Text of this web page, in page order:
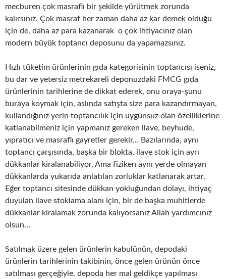
mecburen çok masraflı bir şekilde yürütmek zorunda
kalırsınız. Çok masraf her zaman daha az kar demek olduğu
için de, daha az para kazanarak o çok ihtiyacınız olan
modern büyük toptancı deposunu da yapamazsınız.
Hızlı tüketim ürünlerinin gıda kategorisinin toptancısı iseniz,
bu dar ve yetersiz metrekareli deponuzdaki FMCG gıda
ürünlerinin tarihlerine de dikkat ederek, onu oraya-şunu
buraya koymak için, aslında satışta size para kazandırmayan,
kullandığınız yerin toptancılık için uygunsuz olan özelliklerine
katlanabilmeniz için yapmanız gereken ilave, beyhude,
yıpratıcı ve masraflı gayretler gerekir… Bazılarında, aynı
toptancı çarşısında, başka bir blokta, ilave stok için ayrı
dükkanlar kiralanabiliyor. Ama fiziken aynı yerde olmayan
dükkanlarda yukarıda anlatılan zorluklar katlanarak artar.
Eğer toptancı sitesinde dükkan yokluğundan dolayı, ihtiyaç
duyulan ilave stoklama alanı için, bir de başka muhitlerde
dükkanlar kiralamak zorunda kalıyorsanız Allah yardımcınız
olsun…
Satılmak üzere gelen ürünlerin kabulünün, depodaki
ürünlerin tarihlerinin takibinin, önce gelen ürünün önce
satılması gerçeğiyle, depoda her mal geldikçe yapılması